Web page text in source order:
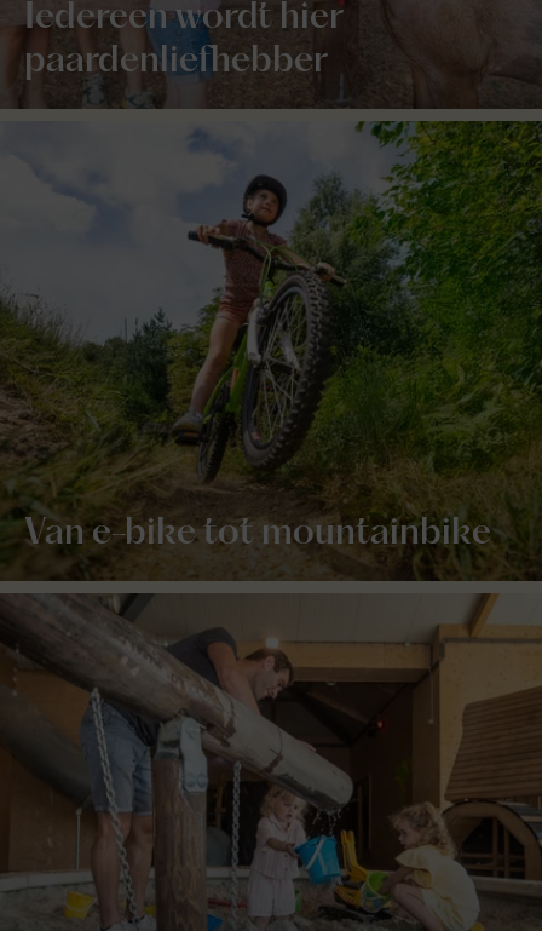
Iedereen wordt hier
paardenliefhebber
Van e-bike tot mountainbike